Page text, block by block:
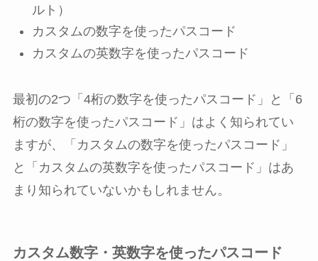
ルト）
カスタムの数字を使ったパスコード
カスタムの英数字を使ったパスコード
最初の2つ「4桁の数字を使ったパスコード」と「6
桁の数字を使ったパスコード」はよく知られてい
ますが、「カスタムの数字を使ったパスコード」
と「カスタムの英数字を使ったパスコード」はあ
まり知られていないかもしれません。
カスタム数字・英数字を使ったパスコード